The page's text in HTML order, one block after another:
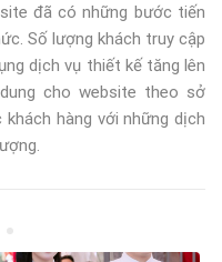
đã có những bước tiến
Số lượng khách truy cập
dịch vụ thiết kế tăng lên
cho website theo sở
khách hàng với những dịch